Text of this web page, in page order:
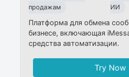
продажам
ИИ
Платформа для обмена
бизнесе, включающая
средства автоматизации.
Try Now